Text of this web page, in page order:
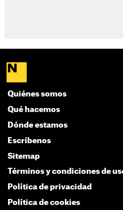
Quiénes somos
Qué hacemos
Dónde estamos
Escríbenos
Sitemap
Términos y condiciones de
Política de privacidad
Política de cookies